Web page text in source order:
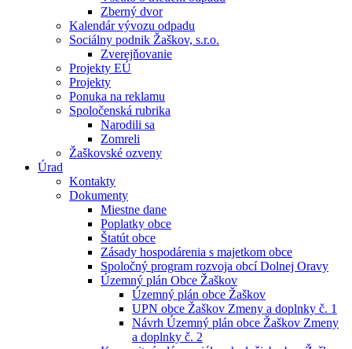
Zberný dvor
Kalendár vývozu odpadu
Sociálny podnik Žaškov, s.r.o.
Zverejňovanie
Projekty EÚ
Projekty
Ponuka na reklamu
Spoločenská rubrika
Narodili sa
Zomreli
Žaškovské ozveny
Úrad
Kontakty
Dokumenty
Miestne dane
Poplatky obce
Štatút obce
Zásady hospodárenia s majetkom obce
Spoločný program rozvoja obcí Dolnej Oravy
Územný plán Obce Žaškov
Územný plán obce Žaškov
UPN obce Žaškov Zmeny a doplnky č. 1
Návrh Územný plán obce Žaškov Zmeny
a doplnky č. 2